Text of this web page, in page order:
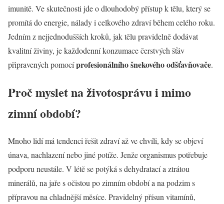
imunitě. Ve skutečnosti jde o dlouhodobý přístup k tělu, který se
promítá do energie, nálady i celkového zdraví během celého roku.
Jedním z nejjednodušších kroků, jak tělu pravidelně dodávat
kvalitní živiny, je každodenní konzumace čerstvých šťáv
připravených pomocíprofesionálního šnekového odšťavňovače.
Proč myslet na životosprávu i mimo
zimní období?
Mnoho lidí má tendenci řešit zdraví až ve chvíli, kdy se objeví
únava, nachlazení nebo jiné potíže. Jenže organismus potřebuje
podporu neustále. V létě se potýká s dehydratací a ztrátou
minerálů, na jaře s očistou po zimním období a na podzim s
přípravou na chladnější měsíce. Pravidelný přísun vitamínů,